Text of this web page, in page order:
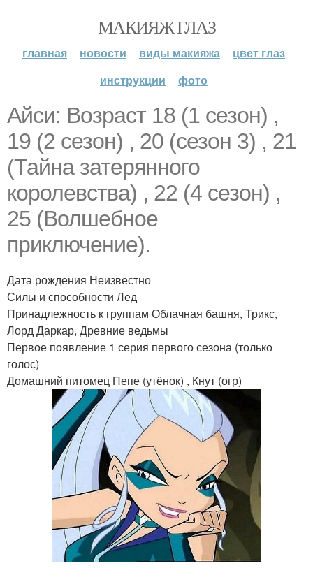
МАКИЯЖ ГЛАЗ
главная новости виды макияжа
цвет глаз
инструкции
фото
Айси: Возраст 18 (1 сезон) ,
19 (2 сезон) , 20 (сезон 3) , 21
(Тайна затерянного
королевства) , 22 (4 сезон) ,
25 (Волшебное
приключение).
Дата рождения Неизвестно
Силы и способности Лед
Принадлежность к группам Облачная башня, Трикс,
Лорд Даркар, Древние ведьмы
Первое появление 1 серия первого сезона (только
голос)
Домашний питомец Пепе (утёнок) , Кнут (огр)